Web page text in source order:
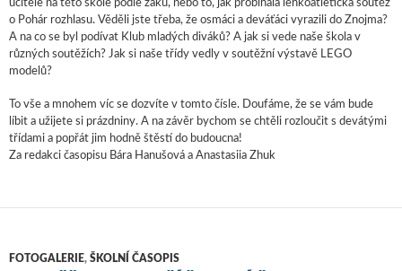
učitele na této škole podle žáků, nebo to, jak probíhala lehkoatletická soutěž
o Pohár rozhlasu. Věděli jste třeba, že osmáci a deváťáci vyrazili do Znojma?
A na co se byl podívat Klub mladých diváků? A jak si vede naše škola v
různých soutěžích? Jak si naše třídy vedly v soutěžní výstavě LEGO
modelů?
To vše a mnohem víc se dozvíte v tomto čísle. Doufáme, že se vám bude
líbit a užijete si prázdniny. A na závěr bychom se chtěli rozloučit s devátými
třídami a popřát jim hodně štěstí do budoucna!
Za redakci časopisu Bára Hanušová a Anastasiia Zhuk
FOTOGALERIE, ŠKOLNÍ ČASOPIS